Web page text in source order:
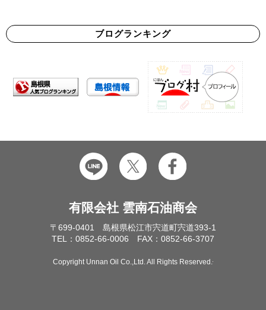
ブログランキング
有限会社 雲南石油商会
〒699-0401 島根県松江市宍道町宍道393-1
TEL：0852-66-0006 FAX：0852-66-3707
Copyright Unnan Oil Co.,Ltd. All Rights Reserved.